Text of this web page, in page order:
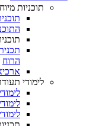
תוכניות
הרוח
לימודי